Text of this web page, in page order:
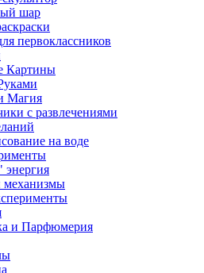
шар
первоклассников
Картины
Магия
с развлечениями
на воде
энергия
механизмы
и Парфюмерия